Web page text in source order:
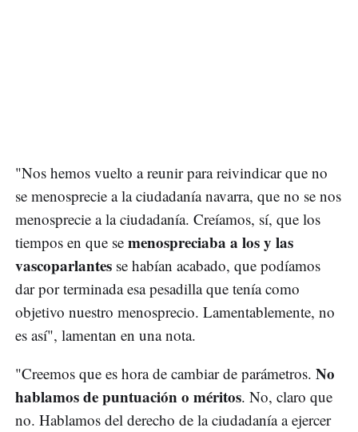
"Nos hemos vuelto a reunir para reivindicar que no
se menosprecie a la ciudadanía navarra, que no se nos
menosprecie a la ciudadanía. Creíamos, sí, que los
tiempos en que se menospreciaba a los y las
vascoparlantes se habían acabado, que podíamos
dar por terminada esa pesadilla que tenía como
objetivo nuestro menosprecio. Lamentablemente, no
es así", lamentan en una nota.
"Creemos que es hora de cambiar de parámetros. No
hablamos de puntuación o méritos. No, claro que
no. Hablamos del derecho de la ciudadanía a ejercer